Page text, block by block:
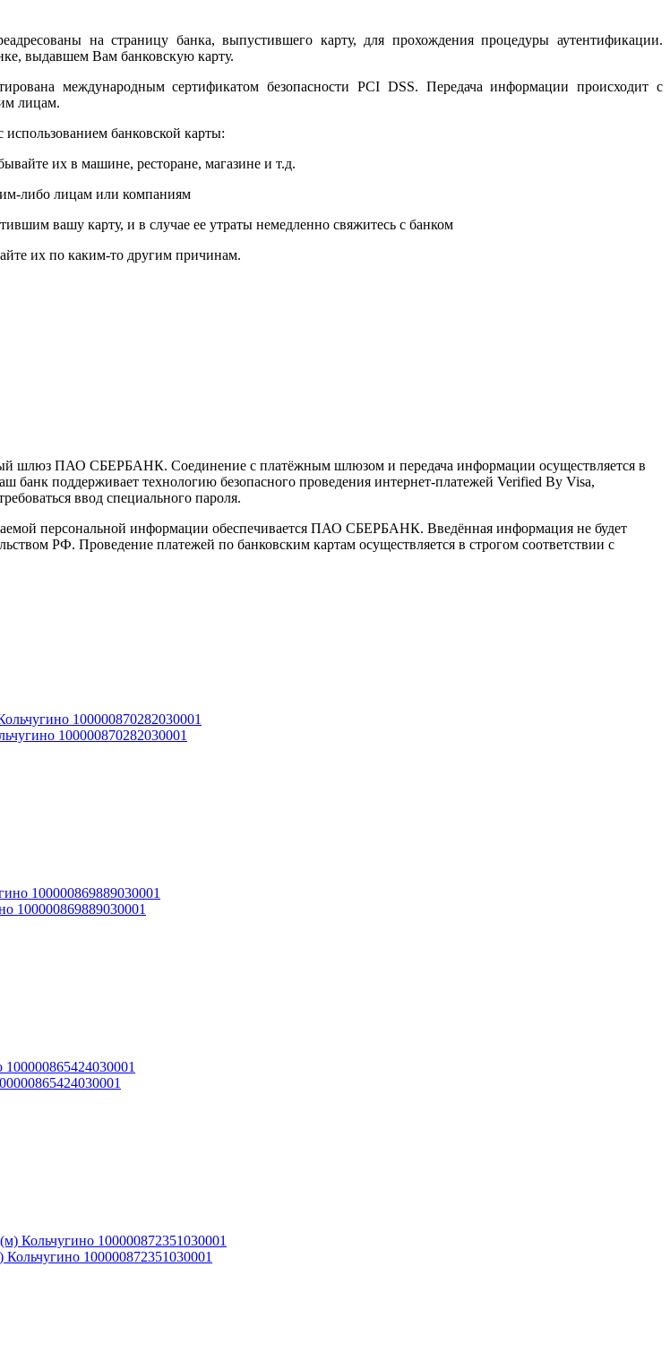
на страницу банка, выпустившего карту, для прохождения процедуры аутентификации.
выдавшем Вам банковскую карту.
международным сертификатом безопасности PCI DSS. Передача информации происходит с
лицам.
банковской карты:
их в машине, ресторане, магазине и т.д.
либо лицам или компаниям
вашу карту, и в случае ее утраты немедленно свяжитесь с банком
их по каким-то другим причинам.
шлюз ПАО СБЕРБАНК. Соединение с платёжным шлюзом и передача информации осуществляется в
поддерживает технологию безопасного проведения интернет-платежей Verified By Visa,
ввод специального пароля.
персональной информации обеспечивается ПАО СБЕРБАНК. Введённая информация не будет
РФ. Проведение платежей по банковским картам осуществляется в строгом соответствии с
100000870282030001
100000869889030001
100000872351030001